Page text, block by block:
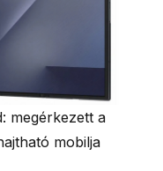
megérkezett a
mobilja